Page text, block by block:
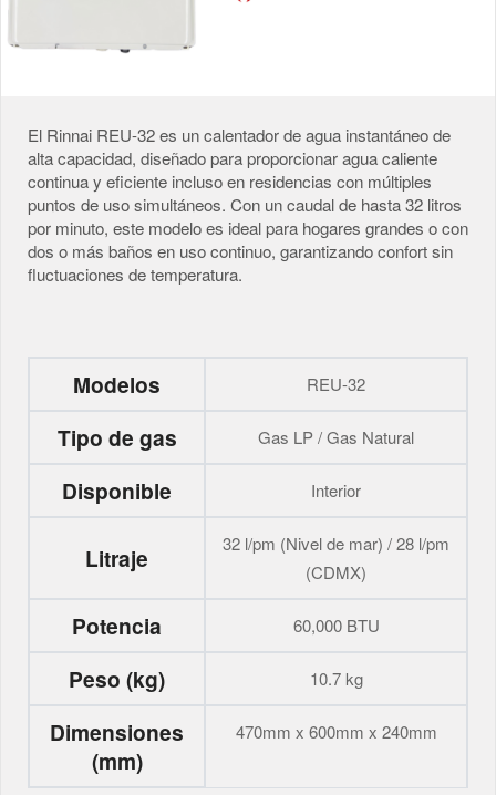
El Rinnai REU-32 es un calentador de agua instantáneo de
alta capacidad, diseñado para proporcionar agua caliente
continua y eficiente incluso en residencias con múltiples
puntos de uso simultáneos. Con un caudal de hasta 32 litros
por minuto, este modelo es ideal para hogares grandes o con
dos o más baños en uso continuo, garantizando confort sin
fluctuaciones de temperatura.
Modelos REU-32
Tipo de gas Gas LP / Gas Natural
Disponible Interior
Litraje
32 l/pm (Nivel de mar) / 28 l/pm
(CDMX)
Potencia 60,000 BTU
Peso (kg) 10.7 kg
Dimensiones
(mm)
470mm x 600mm x 240mm